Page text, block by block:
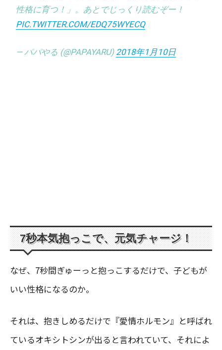
性格に育つ！」。あとでじっくり読むぞー！
PIC.TWITTER.COM/EDQ75WYECQ
— パパやる (@PAPAYARU) 2018年1月10日
7秒本気抱っこで、元気チャージ！
なぜ、7秒間ぎゅーっと抱っこするだけで、子どもが
いい性格になるのか。
それは、抱きしめるだけで『愛情ホルモン』と呼ばれ
ているオキシトシンが出ると言われていて、それによ